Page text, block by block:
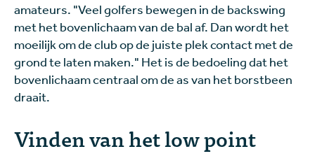
amateurs. "Veel golfers bewegen in de backswing
met het bovenlichaam van de bal af. Dan wordt het
moeilijk om de club op de juiste plek contact met de
grond te laten maken." Het is de bedoeling dat het
bovenlichaam centraal om de as van het borstbeen
draait.
Vinden van het lowpoint